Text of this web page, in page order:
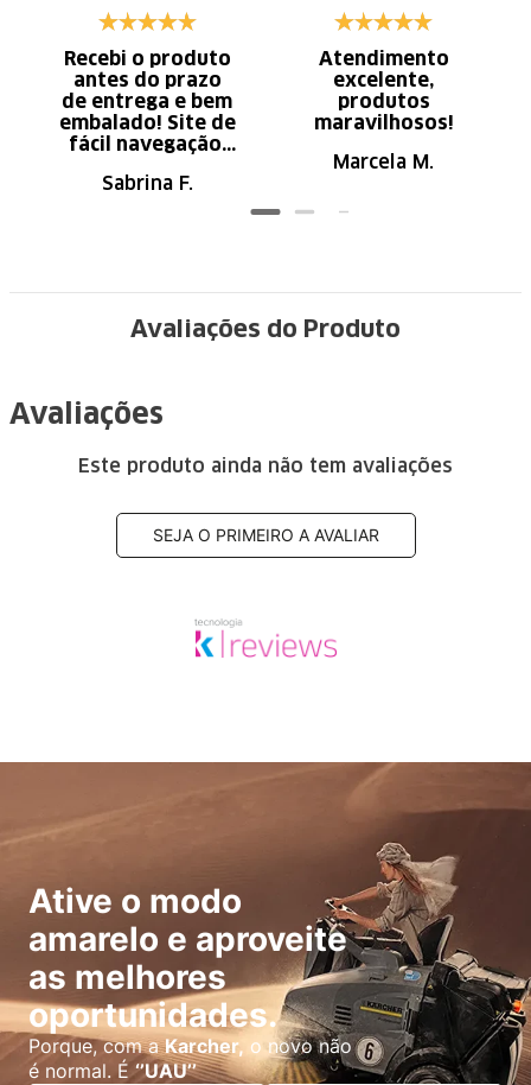
Recebi o produto
antes do prazo
de entrega e bem
embalado! Site de
fácil navegação.
Sabrina F.
Atendimento
excelente,
produtos
maravilhosos!
Marcela M.
Avaliações do Produto
Avaliações
Este produto ainda não tem avaliações
SEJA O PRIMEIRO A AVALIAR
Ative o modo
amarelo e aproveite
as melhores
oportunidades.
Porque, com aKarcher, o novo não
é normal. É‘’UAU’’